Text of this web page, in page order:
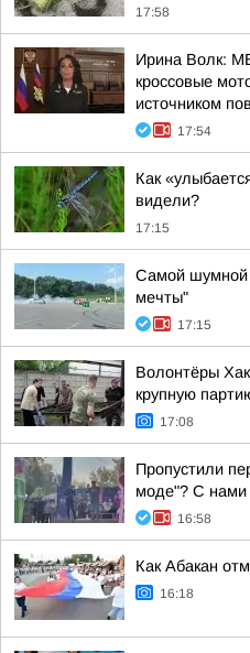
17:58
Ирина Волк:
кроссовые
источником
17:54
Как
видели?
17:15
Самой шумной
мечты"
17:15
Волонтёры
крупную
17:08
Пропустили
моде"? С нами
16:58
Как Абакан
16:18